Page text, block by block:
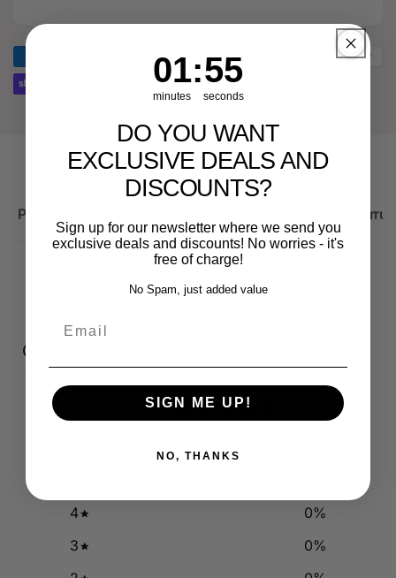
Audi
Sportback
für
Sportback
Produktbeschreibung Wichtige Hinweise zum
Customer reviews
0 / 5
4
0%
3
0%
Countdown ends in:
1
01
minutes
: 54
54
seconds
DO YOU WANT
EXCLUSIVE DEALS AND
DISCOUNTS?
Sign up for our newsletter where we send you
exclusive deals and discounts! No worries - it's
free of charge!
No Spam, just added value
SIGN ME UP!
NO, THANKS